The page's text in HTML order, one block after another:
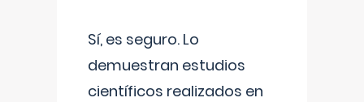
Sí, es seguro. Lo
demuestran estudios
científicos realizados en